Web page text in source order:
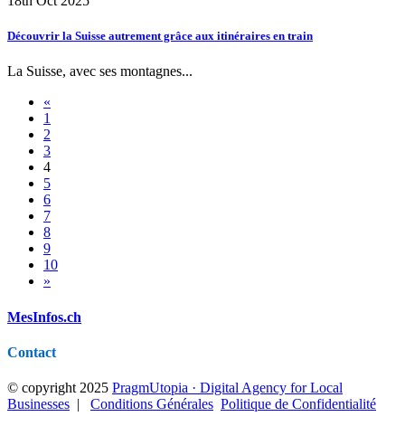
Découvrir la Suisse autrement grâce aux itinéraires en train
La Suisse, avec ses montagnes...
«
1
2
3
4
5
6
7
8
9
10
»
MesInfos.ch
Contact
© copyright 2025 PragmUtopia · Digital Agency for Local
Businesses | Conditions Générales Politique de Confidentialité